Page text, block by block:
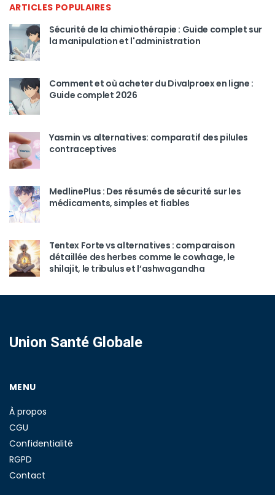
ARTICLES POPULAIRES
Sécurité de la chimiothérapie : Guide complet sur
la manipulation et l'administration
Comment et où acheter du Divalproex en ligne :
Guide complet 2026
Yasmin vs alternatives: comparatif des pilules
contraceptives
MedlinePlus : Des résumés de sécurité sur les
médicaments, simples et fiables
Tentex Forte vs alternatives : comparaison
détaillée des herbes comme le cowhage, le
shilajit, le tribulus et l’ashwagandha
Union Santé Globale
MENU
À propos
CGU
Confidentialité
RGPD
Contact